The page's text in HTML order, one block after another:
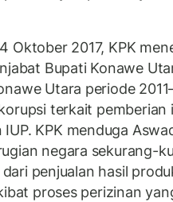
Oktober 2017, KPK
Bupati Konawe
Utara periode
terkait pemberian
KPK menduga
negara sekurang-
penjualan hasil
proses perizinan